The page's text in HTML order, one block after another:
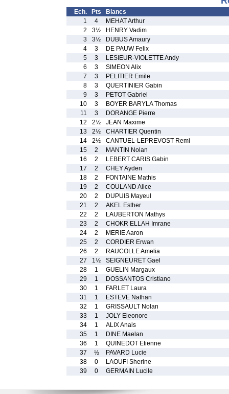
Ech. Pts
Blancs
1
4
MEHAT Arthur
2
3½
HENRY Vadim
3
3½
DUBUS Amaury
4
3
DE PAUW Felix
5
3
LESIEUR-VIOLETTE Andy
6
3
SIMEON Alix
7
3
PELITIER Emile
8
3
QUERTINIER Gabin
9
3
PETOT Gabriel
10
3
BOYER BARYLA Thomas
11
3
DORANGE Pierre
12
2½
JEAN Maxime
13
2½
CHARTIER Quentin
14
2½
CANTUEL-LEPREVOST Remi
15
2
MANTIN Nolan
16
2
LEBERT CARIS Gabin
17
2
CHEY Ayden
18
2
FONTAINE Mathis
19
2
COULAND Alice
20
2
DUPUIS Mayeul
21
2
AKEL Esther
22
2
LAUBERTON Mathys
23
2
CHOKR ELLAH Imrane
24
2
MERIE Aaron
25
2
CORDIER Erwan
26
2
RAUCOLLE Amelia
27
1½
SEIGNEURET Gael
28
1
GUELIN Margaux
29
1
DOSSANTOS Cristiano
30
1
FARLET Laura
31
1
ESTEVE Nathan
32
1
GRISSAULT Nolan
33
1
JOLY Eleonore
34
1
ALIX Anais
35
1
DINE Maelan
36
1
QUINEDOT Etienne
37
½
PAVARD Lucie
38
0
LAOUFI Sherine
39
0 GERMAIN Lucile